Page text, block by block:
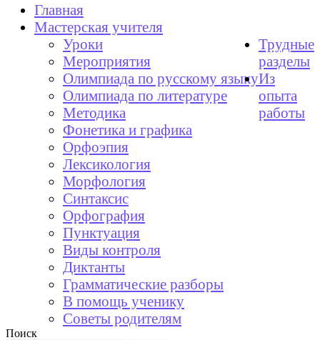
Главная
Мастерская учителя
Уроки
Мероприятия
Олимпиада по русскому языку
Олимпиада по литературе
Методика
Трудные
разделы
Фонетика и графика
Орфоэпия
Лексикология
Морфология
Синтаксис
Орфография
Пунктуация
Из
опыта
работы
Виды контроля
Диктанты
Грамматические разборы
В помощь ученику
Советы родителям
Поиск